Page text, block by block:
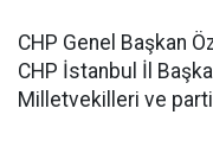
CHP Genel Başkan
CHP İstanbul İl
Milletvekilleri ve